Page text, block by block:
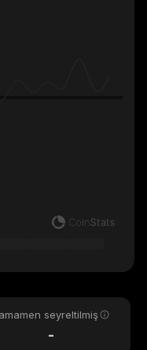
seyreltilmiş
-